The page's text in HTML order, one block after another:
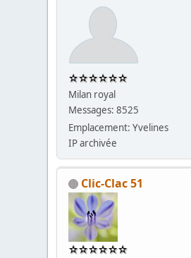
Milan royal
Messages: 8525
Emplacement: Yvelines
IP archivée
Clic-Clac 51